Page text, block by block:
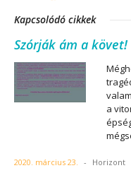
Kapcsolódó cikkek
Szórják ám a követ!
a
2020. március 23. - Horizont